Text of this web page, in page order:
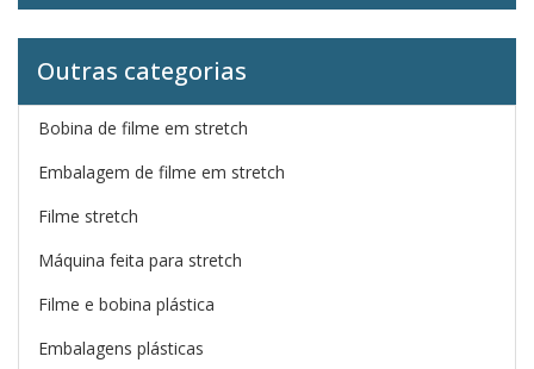
Outras categorias
Bobina de filme em stretch
Embalagem de filme em stretch
Filme stretch
Máquina feita para stretch
Filme e bobina plástica
Embalagens plásticas